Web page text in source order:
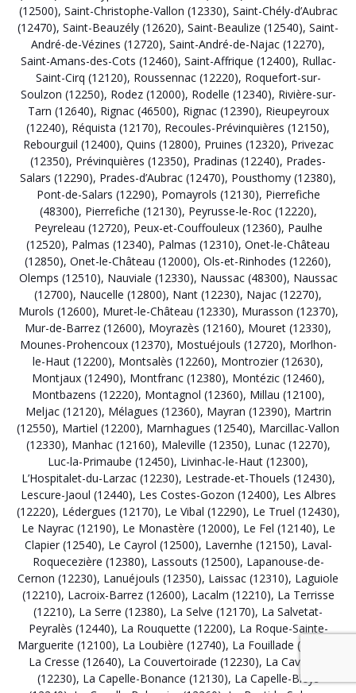
(12500), Saint-Christophe-Vallon (12330), Saint-Chély-d’Aubrac
(12470), Saint-Beauzély (12620), Saint-Beaulize (12540), Saint-
André-de-Vézines (12720), Saint-André-de-Najac (12270),
Saint-Amans-des-Cots (12460), Saint-Affrique (12400), Rullac-
Saint-Cirq (12120), Roussennac (12220), Roquefort-sur-
Soulzon (12250), Rodez (12000), Rodelle (12340), Rivière-sur-
Tarn (12640), Rignac (46500), Rignac (12390), Rieupeyroux
(12240), Réquista (12170), Recoules-Prévinquières (12150),
Rebourguil (12400), Quins (12800), Pruines (12320), Privezac
(12350), Prévinquières (12350), Pradinas (12240), Prades-
Salars (12290), Prades-d’Aubrac (12470), Pousthomy (12380),
Pont-de-Salars (12290), Pomayrols (12130), Pierrefiche
(48300), Pierrefiche (12130), Peyrusse-le-Roc (12220),
Peyreleau (12720), Peux-et-Couffouleux (12360), Paulhe
(12520), Palmas (12340), Palmas (12310), Onet-le-Château
(12850), Onet-le-Château (12000), Ols-et-Rinhodes (12260),
Olemps (12510), Nauviale (12330), Naussac (48300), Naussac
(12700), Naucelle (12800), Nant (12230), Najac (12270),
Murols (12600), Muret-le-Château (12330), Murasson (12370),
Mur-de-Barrez (12600), Moyrazès (12160), Mouret (12330),
Mounes-Prohencoux (12370), Mostuéjouls (12720), Morlhon-
le-Haut (12200), Montsalès (12260), Montrozier (12630),
Montjaux (12490), Montfranc (12380), Montézic (12460),
Montbazens (12220), Montagnol (12360), Millau (12100),
Meljac (12120), Mélagues (12360), Mayran (12390), Martrin
(12550), Martiel (12200), Marnhagues (12540), Marcillac-Vallon
(12330), Manhac (12160), Maleville (12350), Lunac (12270),
Luc-la-Primaube (12450), Livinhac-le-Haut (12300),
L’Hospitalet-du-Larzac (12230), Lestrade-et-Thouels (12430),
Lescure-Jaoul (12440), Les Costes-Gozon (12400), Les Albres
(12220), Lédergues (12170), Le Vibal (12290), Le Truel (12430),
Le Nayrac (12190), Le Monastère (12000), Le Fel (12140), Le
Clapier (12540), Le Cayrol (12500), Lavernhe (12150), Laval-
Roquecezière (12380), Lassouts (12500), Lapanouse-de-
Cernon (12230), Lanuéjouls (12350), Laissac (12310), Laguiole
(12210), Lacroix-Barrez (12600), Lacalm (12210), La Terrisse
(12210), La Serre (12380), La Selve (12170), La Salvetat-
Peyralès (12440), La Rouquette (12200), La Roque-Sainte-
Marguerite (12100), La Loubière (12740), La Fouillade (12270)
La Cresse (12640), La Couvertoirade (12230), La Cavalerie
(12230), La Capelle-Bonance (12130), La Capelle-Bleys